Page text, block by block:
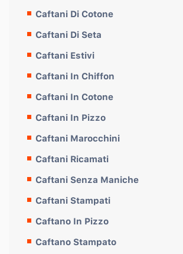
Caftani Di Cotone
Caftani Di Seta
Caftani Estivi
Caftani In Chiffon
Caftani In Cotone
Caftani In Pizzo
Caftani Marocchini
Caftani Ricamati
Caftani Senza Maniche
Caftani Stampati
Caftano In Pizzo
Caftano Stampato